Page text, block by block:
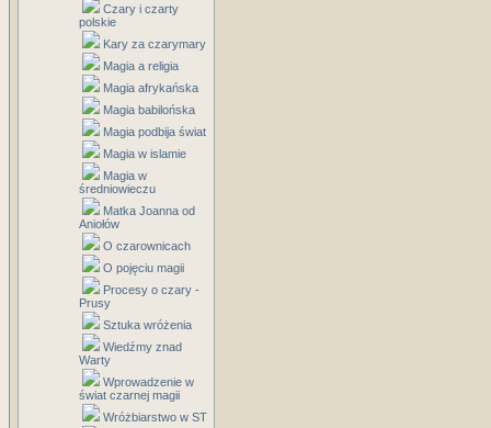
Czary i czarty
polskie
Kary za czarymary
Magia a religia
Magia afrykańska
Magia babilońska
Magia podbija świat
Magia w islamie
Magia w
średniowieczu
Matka Joanna od
Aniołów
O czarownicach
O pojęciu magii
Procesy o czary -
Prusy
Sztuka wróżenia
Wiedźmy znad
Warty
Wprowadzenie w
świat czarnej magii
Wróżbiarstwo w ST